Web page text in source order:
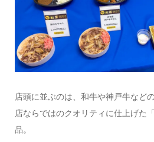
店頭に並ぶのは、和牛や神戸牛など
店ならではのクオリティに仕上げた
品。